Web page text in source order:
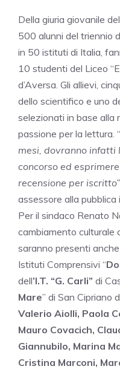
Della giuria giovanile
500 alunni del triennio
in 50 istituti di Italia,
10 studenti del Liceo
d’Aversa. Gli allievi,
dello scientifico e uno
selezionati in base alla
passione per la lettura. “
mesi, dovranno infatti
concorso ed
recensione per iscritto”
assessore alla
Per il sindaco Renato
cambiamento culturale
saranno presenti
Istituti Comprensivi “
dell’I.T. “G. Carli” di
Mare” di San Cipriano
Valerio Aiolli, Paola
Mauro Covacich,
Giannubilo, Marina
Cristina Marconi,